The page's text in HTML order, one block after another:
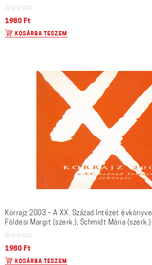
1980 Ft
KOSÁRBA TESZEM
Korrajz 2003 – A XX. Század Intézet évkönyve
Földesi Margit (szerk.), Schmidt Mária (szerk.)
1980 Ft
KOSÁRBA TESZEM